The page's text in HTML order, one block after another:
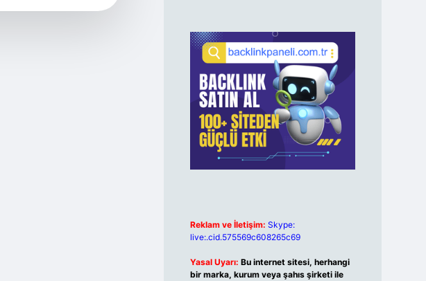
Reklam ve İletişim: Skype:
live:.cid.575569c608265c69
Yasal Uyarı: Bu internet sitesi, herhangi
bir marka, kurum veya şahıs şirketi ile